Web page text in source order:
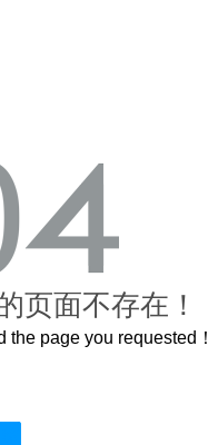
页面不存在！
the page you requested！